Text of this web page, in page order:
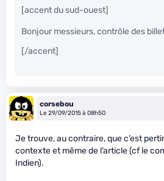
[accent du sud-ouest]
Bonjour messieurs, contrôle des
[/accent]
corsebou
Le 29/09/2015 à 08h50
Je trouve, au contraire, que c’est
contexte et même de l’article (cf le
Indien).